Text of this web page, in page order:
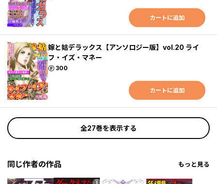
カートに追加
嫁と姑デラックス【アンソロジー版】vol.20 ライ
フ・イズ・マネー
300
ポイント
カートに追加
全27巻を表示する
同じ作者の作品 もっと見る